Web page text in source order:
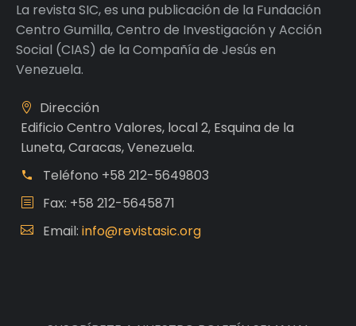
La revista SIC, es una publicación de la Fundación
Centro Gumilla, Centro de Investigación y Acción
Social (CIAS) de la Compañía de Jesús en
Venezuela.
Dirección
Edificio Centro Valores, local 2, Esquina de la
Luneta, Caracas, Venezuela.
Teléfono +58 212-5649803
Fax: +58 212-5645871
Email: info@revistasic.org